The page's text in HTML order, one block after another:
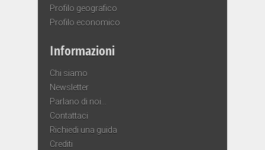
Profilo geografico
Profilo economico
Informazioni
Chi siamo
Newsletter
Parlano di noi…
Contattaci
Richiedi una guida
Crediti